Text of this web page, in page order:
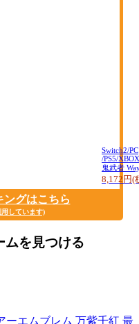
Switch2/PC
/PS5/XBOX
鬼武者
8,172円(
ングはこちら
しています)
ムを見つける
ーエムブレム 万紫千紅 最